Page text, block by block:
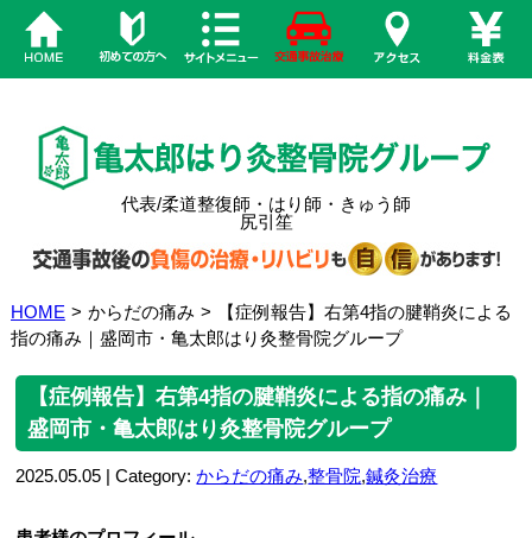
代表/柔道整復師・はり師・きゅう師
尻引笙
HOME > からだの痛み >
【症例報告】右第4指の腱鞘炎による
指の痛み｜盛岡市・亀太郎はり灸整骨院グループ
【症例報告】右第4指の腱鞘炎による指の痛み｜
盛岡市・亀太郎はり灸整骨院グループ
2025.05.05 | Category:からだの痛み,整骨院,鍼灸治療